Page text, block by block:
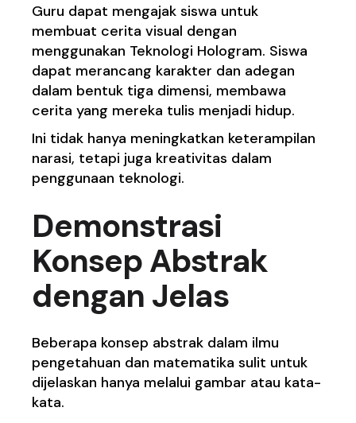
Guru dapat mengajak siswa untuk
membuat cerita visual dengan
menggunakan Teknologi Hologram. Siswa
dapat merancang karakter dan adegan
dalam bentuk tiga dimensi, membawa
cerita yang mereka tulis menjadi hidup.
Ini tidak hanya meningkatkan keterampilan
narasi, tetapi juga kreativitas dalam
penggunaan teknologi.
Demonstrasi
Konsep Abstrak
dengan Jelas
Beberapa konsep abstrak dalam ilmu
pengetahuan dan matematika sulit untuk
dijelaskan hanya melalui gambar atau kata-
kata.